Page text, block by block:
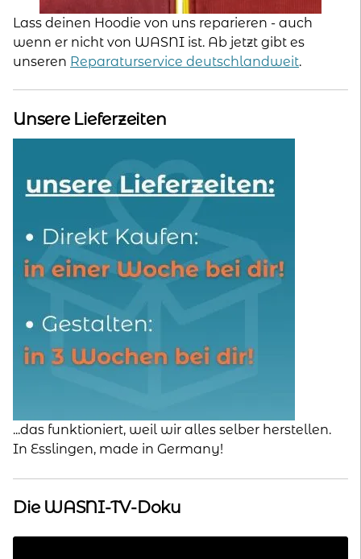
Lass deinen Hoodie von uns reparieren - auch
wenn er nicht von WASNI ist. Ab jetzt gibt es
unseren Reparaturservice deutschlandweit.
Unsere Lieferzeiten
...das funktioniert, weil wir alles selber herstellen.
In Esslingen, made in Germany!
Die WASNI-TV-Doku